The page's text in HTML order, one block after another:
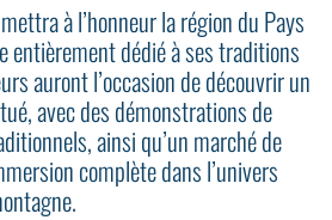
à l’honneur la région du Pays
entièrement dédié à ses traditions
auront l’occasion de découvrir un
avec des démonstrations de
ainsi qu’un marché de
complète dans l’univers